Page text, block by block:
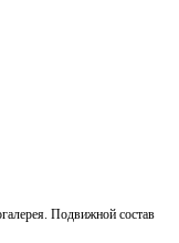
Подвижной состав